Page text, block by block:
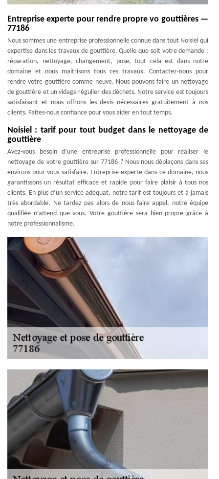
Entreprise experte pour rendre propre vo gouttières —
77186
Nous sommes une entreprise professionnelle connue dans tout Noisiel qui
expertise dans les travaux de gouttière. Quelle que soit votre demande :
réparation, nettoyage, changement, pose, tout cela est dans notre
domaine et nous maitrisons tous ces travaux. Contactez-nous pour
rendre votre gouttière comme neuve. Nous pouvons faire un nettoyage
de gouttière et un vidage régulier des déchets. Notre service est toujours
satisfaisant et nous offrons les devis nécessaires gratuitement à nos
clients. Faites-nous confiance pour vous aider en tout temps.
Noisiel : tarif pour tout budget dans le nettoyage de
gouttière
Avez-vous besoin d’une entreprise professionnelle pour réaliser le
nettoyage de votre gouttière sur 77186 ? Nous nous déplaçons dans ses
environs pour vous satisfaire. Entreprise experte dans ce domaine, nous
garantissons un résultat efficace et rapide pour faire plaisir à tous nos
clients. En plus d’un service adéquat, notre tarif est toujours et à jamais
très abordable. Ne tardez pas alors de nous faire appel, notre équipe
qualifiée n’attend que vous. Votre gouttière sera bien propre grâce à
notre professionnalisme.